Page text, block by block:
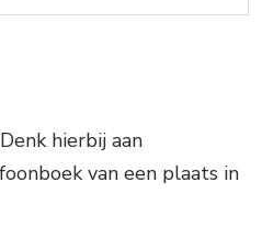
hierbij aan
van een plaats in